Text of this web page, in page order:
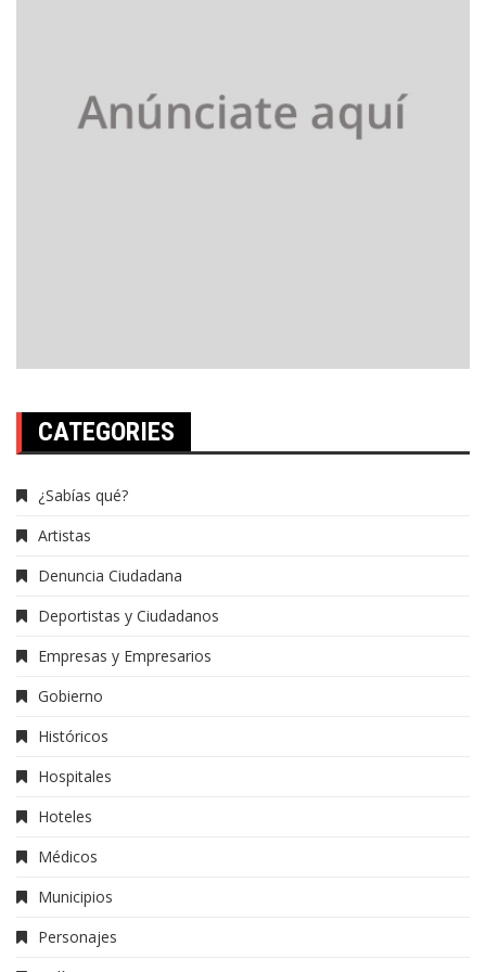
CATEGORIES
¿Sabías qué?
Artistas
Denuncia Ciudadana
Deportistas y Ciudadanos
Empresas y Empresarios
Gobierno
Históricos
Hospitales
Hoteles
Médicos
Municipios
Personajes